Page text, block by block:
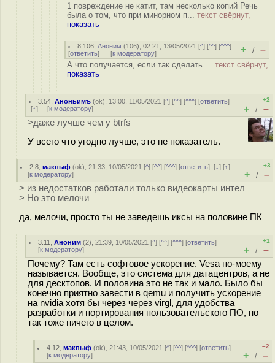
1 повреждение не катит, там несколько копий Речь
была о том, что при минорном п... текст свёрнут,
показать
8.106 ,Аноним (106), 02:21, 13/05/2021 [^] [^^] [^^^]
[ответить] [к модератору] + / –
А что получается, если так сделать ... текст свёрнут,
показать
3.54 ,Аноньимъ (ok), 13:00, 11/05/2021 [^] [^^] [^^^] [ответить]
[↑] [к модератору]
+2
+ / –
>даже лучше чем у btrfs
У всего что угодно лучше, это не показатель.
2.8 ,макпыф (ok), 21:33, 10/05/2021 [^] [^^] [^^^] [ответить][↓] [↑]
[к модератору]
+3
+ / –
> из недостатков работали только видеокарты интел
> Но это мелочи
да, мелочи, просто ты не заведешь иксы на половине ПК
3.11 ,Аноним (2), 21:39, 10/05/2021 [^] [^^] [^^^] [ответить]
[к модератору]
+1
+ / –
Почему? Там есть софтовое ускорение. Vesa по-моему
называется. Вообще, это система для датацентров, а не
для десктопов. И половина это не так и мало. Было бы
конечно приятно завести в qemu и получить ускорение
на nvidia хотя бы через через virgl, для удобства
разработки и портирования пользовательского ПО, но
так тоже ничего в целом.
4.12 ,макпыф (ok), 21:43, 10/05/2021 [^] [^^] [^^^] [ответить]
[к модератору]
–2
+ / –